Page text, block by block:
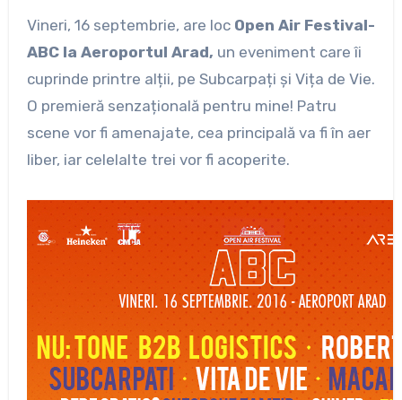
Vineri, 16 septembrie, are loc Open Air Festival-
ABC la Aeroportul Arad, un eveniment care îi
cuprinde printre alții, pe Subcarpați și Vița de Vie.
O premieră senzațională pentru mine! Patru
scene vor fi amenajate, cea principală va fi în aer
liber, iar celelalte trei vor fi acoperite.